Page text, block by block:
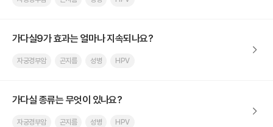
가다실9가 효과는 얼마나 지속되나요?
자궁경부암 곤지름 성병 HPV
가다실 종류는 무엇이 있나요?
자궁경부암 곤지름 성병 HPV